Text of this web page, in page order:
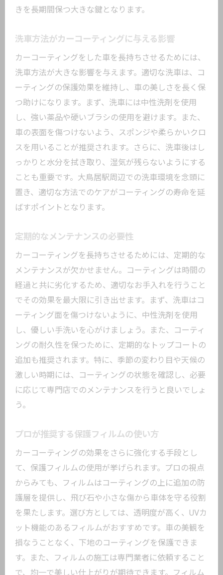
きを長期間保つ大きな鍵となります。
洗車方法がカーコーティングに与える影響
カーコーティングをした車を長持ちさせるためには、
洗車方法が大きな影響を与えます。適切な洗車は、コ
ーティングの保護効果を維持し、車の美しさを長く保
つ助けになります。まず、洗車には中性洗剤を使用
し、強い薬品や硬いブラシの使用を避けます。また、
車の表面を傷つけないよう、スポンジや柔らかいクロ
スを用いることが推奨されます。さらに、洗車後はし
っかりと水分を拭き取り、湿気が残らないようにする
ことも重要です。大鳥居駅周辺での洗車環境を念頭に
置き、適切な方法でのケアがコーティングの寿命を延
ばすポイントとなります。
定期的なメンテナンスの必要性
カーコーティングを長持ちさせるためには、定期的な
メンテナンスが欠かせません。コーティングは時間の
経過と共に劣化するため、適切なお手入れを行うこと
でその効果を最大限に引き出せます。まず、洗車はコ
ーティング面を傷つけないように、中性洗剤を使用
し、優しい手洗いを心がけましょう。また、コーティ
ングの耐久性を保つために、定期的なトップコートの
追加も推奨されます。特に、季節の変わり目や天候の
激しい時期には、コーティングの状態を確認し、必要
に応じて専門店でのメンテナンスを行うと良いでしょ
う。
プロが推奨する保護フィルムの使い方
カーコーティングの効果をさらに強化する手段とし
て、保護フィルムの使用が挙げられます。プロの視点
からみても、フィルムはコーティングの上に追加の防
護層を提供し、飛び石や小さな傷から車体を守る役割
を果たします。選び方としては、透明度が高く、UVカ
ット機能のあるフィルムがおすすめです。車の美観を
損なうことなく、下地のコーティングを保護できま
す。また、フィルムの施工は専門業者に依頼すること
で、均一で美しい仕上がりが期待できます。フィルム